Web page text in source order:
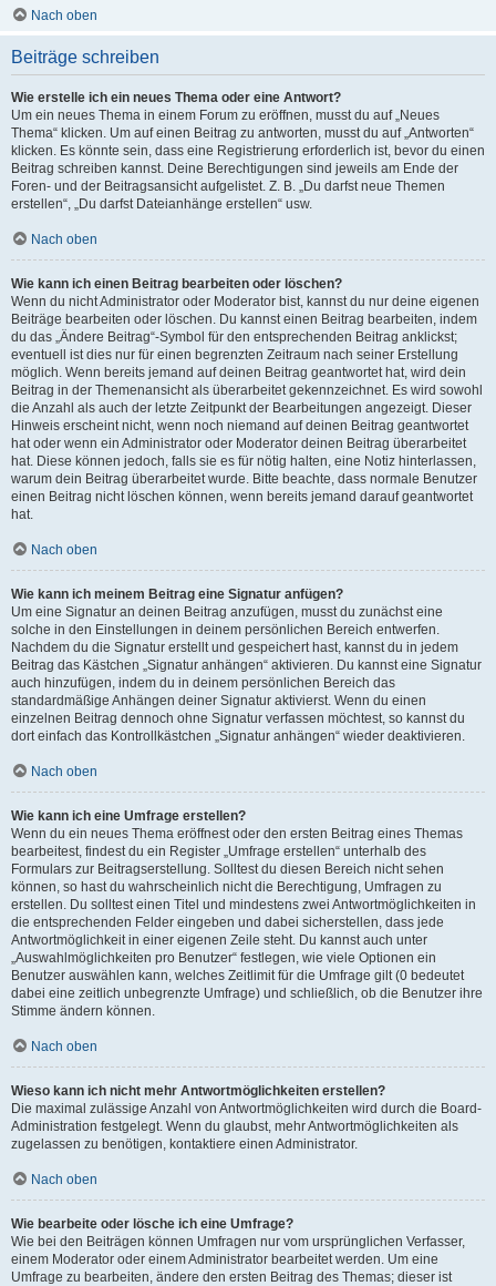
Nach oben
Beiträge schreiben
Wie erstelle ich ein neues Thema oder eine Antwort?
Um ein neues Thema in einem Forum zu eröffnen, musst du auf „Neues
Thema“ klicken. Um auf einen Beitrag zu antworten, musst du auf „Antworten“
klicken. Es könnte sein, dass eine Registrierung erforderlich ist, bevor du einen
Beitrag schreiben kannst. Deine Berechtigungen sind jeweils am Ende der
Foren- und der Beitragsansicht aufgelistet. Z. B. „Du darfst neue Themen
erstellen“, „Du darfst Dateianhänge erstellen“ usw.
Nach oben
Wie kann ich einen Beitrag bearbeiten oder löschen?
Wenn du nicht Administrator oder Moderator bist, kannst du nur deine eigenen
Beiträge bearbeiten oder löschen. Du kannst einen Beitrag bearbeiten, indem
du das „Ändere Beitrag“-Symbol für den entsprechenden Beitrag anklickst;
eventuell ist dies nur für einen begrenzten Zeitraum nach seiner Erstellung
möglich. Wenn bereits jemand auf deinen Beitrag geantwortet hat, wird dein
Beitrag in der Themenansicht als überarbeitet gekennzeichnet. Es wird sowohl
die Anzahl als auch der letzte Zeitpunkt der Bearbeitungen angezeigt. Dieser
Hinweis erscheint nicht, wenn noch niemand auf deinen Beitrag geantwortet
hat oder wenn ein Administrator oder Moderator deinen Beitrag überarbeitet
hat. Diese können jedoch, falls sie es für nötig halten, eine Notiz hinterlassen,
warum dein Beitrag überarbeitet wurde. Bitte beachte, dass normale Benutzer
einen Beitrag nicht löschen können, wenn bereits jemand darauf geantwortet
hat.
Nach oben
Wie kann ich meinem Beitrag eine Signatur anfügen?
Um eine Signatur an deinen Beitrag anzufügen, musst du zunächst eine
solche in den Einstellungen in deinem persönlichen Bereich entwerfen.
Nachdem du die Signatur erstellt und gespeichert hast, kannst du in jedem
Beitrag das Kästchen „Signatur anhängen“ aktivieren. Du kannst eine Signatur
auch hinzufügen, indem du in deinem persönlichen Bereich das
standardmäßige Anhängen deiner Signatur aktivierst. Wenn du einen
einzelnen Beitrag dennoch ohne Signatur verfassen möchtest, so kannst du
dort einfach das Kontrollkästchen „Signatur anhängen“ wieder deaktivieren.
Nach oben
Wie kann ich eine Umfrage erstellen?
Wenn du ein neues Thema eröffnest oder den ersten Beitrag eines Themas
bearbeitest, findest du ein Register „Umfrage erstellen“ unterhalb des
Formulars zur Beitragserstellung. Solltest du diesen Bereich nicht sehen
können, so hast du wahrscheinlich nicht die Berechtigung, Umfragen zu
erstellen. Du solltest einen Titel und mindestens zwei Antwortmöglichkeiten in
die entsprechenden Felder eingeben und dabei sicherstellen, dass jede
Antwortmöglichkeit in einer eigenen Zeile steht. Du kannst auch unter
„Auswahlmöglichkeiten pro Benutzer“ festlegen, wie viele Optionen ein
Benutzer auswählen kann, welches Zeitlimit für die Umfrage gilt (0 bedeutet
dabei eine zeitlich unbegrenzte Umfrage) und schließlich, ob die Benutzer ihre
Stimme ändern können.
Nach oben
Wieso kann ich nicht mehr Antwortmöglichkeiten erstellen?
Die maximal zulässige Anzahl von Antwortmöglichkeiten wird durch die Board-
Administration festgelegt. Wenn du glaubst, mehr Antwortmöglichkeiten als
zugelassen zu benötigen, kontaktiere einen Administrator.
Nach oben
Wie bearbeite oder lösche ich eine Umfrage?
Wie bei den Beiträgen können Umfragen nur vom ursprünglichen Verfasser,
einem Moderator oder einem Administrator bearbeitet werden. Um eine
Umfrage zu bearbeiten, ändere den ersten Beitrag des Themas; dieser ist